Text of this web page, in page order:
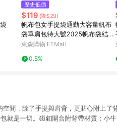
歷史低價
$119 (降$29)
帆布包女手提袋通勤大容量帆布
袋單肩包特大號2025帆布袋結實
包包
東森購物 ETMall
0.5%
間，除了手提與肩背，更貼心附上了
就是一切。磁釦開合附背帶材質：小